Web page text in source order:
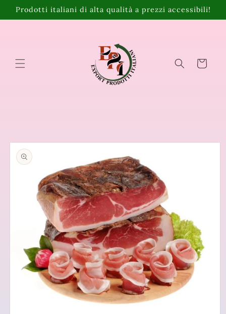
direttamente
ai contenuti
Prodotti italiani di alta qualità a prezzi accessibili!
Carrello
Passa alle
informazioni
sul prodotto